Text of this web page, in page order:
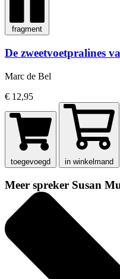
fragment
De zweetvoetpralines
Marc de Bel
€ 12,95
toegevoegd in winkelmand
Meer spreker Susan